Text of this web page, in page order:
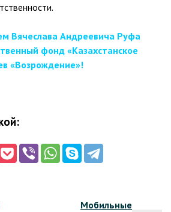
Вячеслава Андреевича Руфа
фонд «Казахстанское
«Возрождение»!
Мобильные